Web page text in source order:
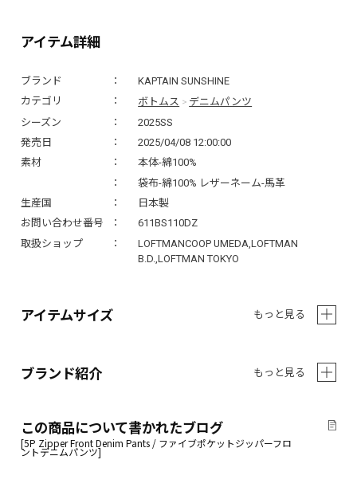
アイテム詳細
ブランド
KAPTAIN SUNSHINE
カテゴリ
ボトムス > デニムパンツ
シーズン
2025SS
発売日
2025/04/08 12:00:00
素材
本体-綿100%
袋布-綿100% レザーネーム-馬革
生産国
日本製
お問い合わせ番号
611BS110DZ
取扱ショップ
LOFTMANCOOP UMEDA,LOFTMAN
B.D.,LOFTMAN TOKYO
アイテムサイズ もっと見る
ブランド紹介 もっと見る
この商品について書かれたブログ